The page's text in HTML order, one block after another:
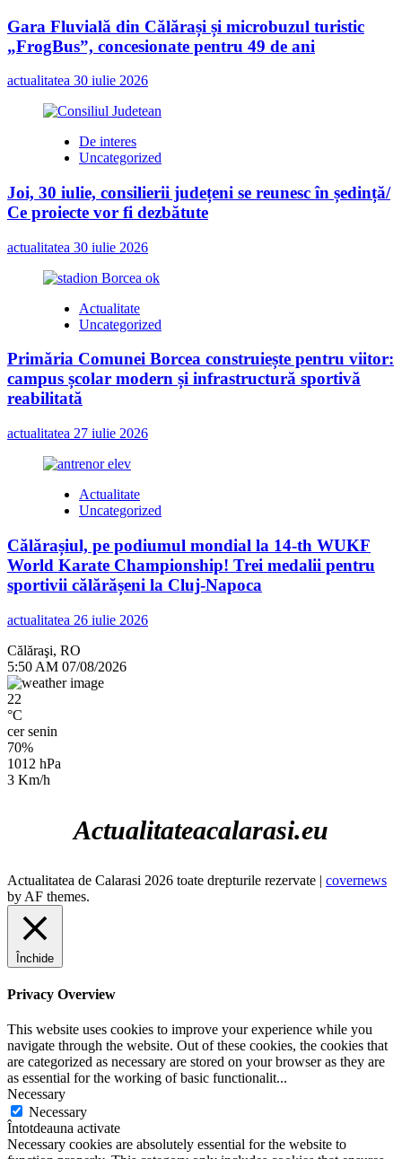
Gara Fluvială din Călărași și microbuzul turistic
„FrogBus”, concesionate pentru 49 de ani
actualitatea 30 iulie 2026
De interes
Uncategorized
Joi, 30 iulie, consilierii județeni se reunesc în ședință/
Ce proiecte vor fi dezbătute
actualitatea 30 iulie 2026
Actualitate
Uncategorized
Primăria Comunei Borcea construiește pentru viitor:
campus școlar modern și infrastructură sportivă
reabilitată
actualitatea 27 iulie 2026
Actualitate
Uncategorized
Călărașiul, pe podiumul mondial la 14-th WUKF
World Karate Championship! Trei medalii pentru
sportivii călărășeni la Cluj-Napoca
actualitatea 26 iulie 2026
Călăraşi, RO
5:50 AM 07/08/2026
22
°C
cer senin
70%
1012 hPa
3 Km/h
Actualitateacalarasi.eu
Actualitatea de Calarasi 2026 toate drepturile rezervate | covernews
by AF themes.
Închide
Privacy Overview
This website uses cookies to improve your experience while you
navigate through the website. Out of these cookies, the cookies that
are categorized as necessary are stored on your browser as they are
as essential for the working of basic functionalit...
Necessary
Necessary
Întotdeauna activate
Necessary cookies are absolutely essential for the website to